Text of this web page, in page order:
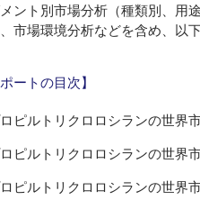
ント別市場分析（種類別、用
市場環境分析などを含め、以
ポートの目次】
ロピルトリクロロシランの世界
ロピルトリクロロシランの世界
ロピルトリクロロシランの世界